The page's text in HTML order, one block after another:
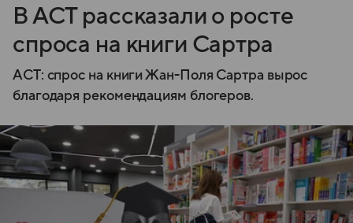
В АСТ рассказали о росте
спроса на книги Сартра
АСТ: спрос на книги Жан-Поля Сартра вырос
благодаря рекомендациям блогеров.